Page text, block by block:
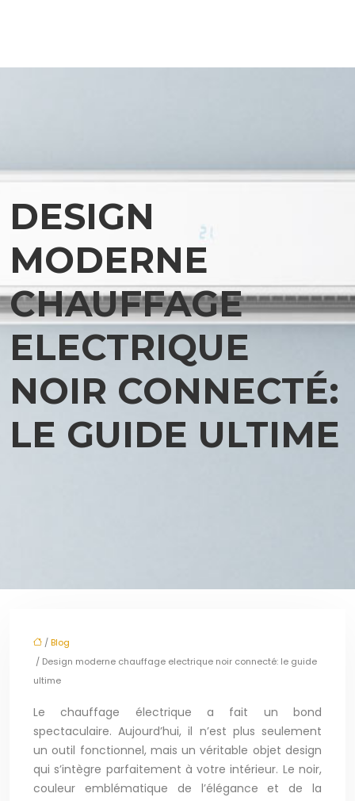
DESIGN
MODERNE
CHAUFFAGE
ELECTRIQUE
NOIR CONNECTÉ:
LE GUIDE ULTIME
/Blog
/ Design moderne chauffage electrique noir connecté: le guide
ultime
Le chauffage électrique a fait un bond
spectaculaire. Aujourd’hui, il n’est plus seulement
un outil fonctionnel, mais un véritable objet design
qui s’intègre parfaitement à votre intérieur. Le noir,
couleur emblématique de l’élégance et de la